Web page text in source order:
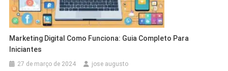
Marketing Digital Como Funciona: Guia Completo Para
Iniciantes
27 de março de 2024 jose augusto